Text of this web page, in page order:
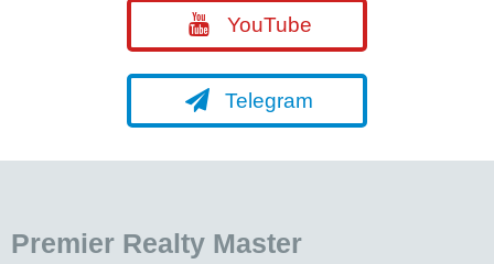
YouTube
Telegram
Premier Realty Master